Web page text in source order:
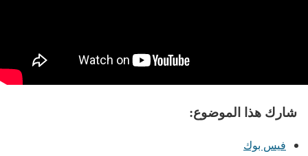
شارك هذا الموضوع:
فيس بوك